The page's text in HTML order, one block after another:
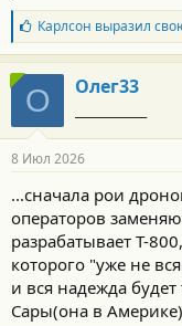
Б
л
а
г
о
д
а
н
с
т
и
:
Карлсон выразил
О Олег33
8 Июл 2026
...сначала рои
операторов
разрабатывает Т-
которого "уже не
и вся надежда
Сары(она в